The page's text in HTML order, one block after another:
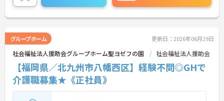
ご興味ある方には、面接のポイントなど、さらに詳
細をお話致しますのでお気軽にご相談ください。
グループホーム 更新日：2026年06月29日
社会福祉法人援助会グループホーム聖ヨゼフの園 社会福祉法人援助会
【福岡県／北九州市八幡西区】経験不問◎GHで
介護職募集★《正社員》